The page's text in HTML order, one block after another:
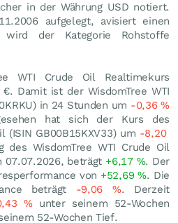
in der Währung USD notiert.
aufgelegt, avisiert einen
der Kategorie Rohstoffe
WTI Crude Oil Realtimekurs
€. Damit ist der WisdomTree WTI
in 24 Stunden um -0,36%
hat sich der Kurs des
(ISIN GB00B15KXV33) um -8,20
WisdomTree WTI Crude Oil
07.07.2026, beträgt +6,17 %. Der
von +52,69%. Die
beträgt -9,06 %. Derzeit
%unter seinem 52-Wochen
52-Wochen Tief.